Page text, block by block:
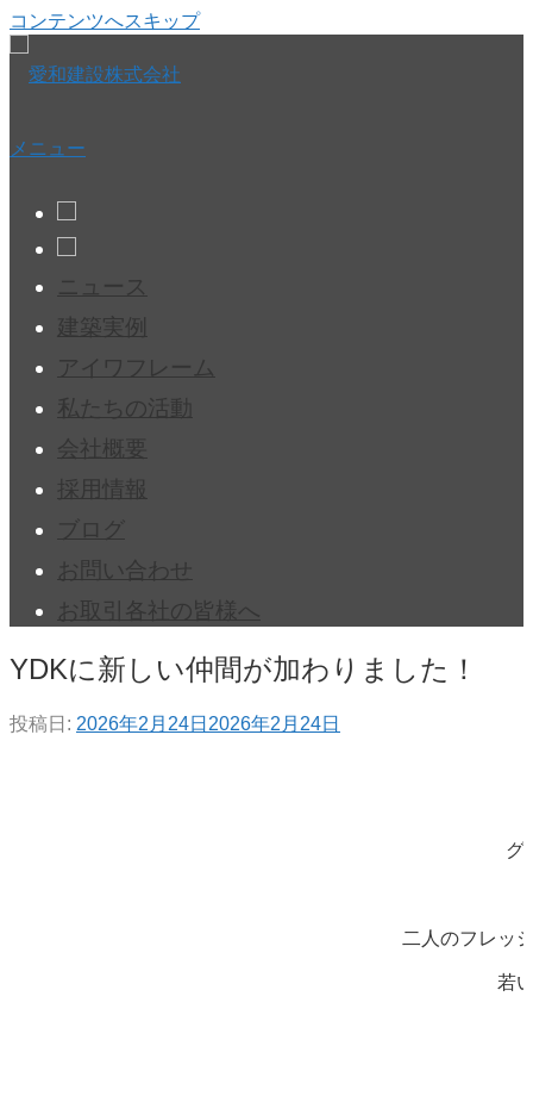
コンテンツへスキップ
メニュー
ニュース
建築実例
アイワフレーム
私たちの活動
会社概要
採用情報
ブログ
お問い合わせ
お取引各社の皆様へ
YDKに新しい仲間が加わりました！
投稿日: 2026年2月24日 2026年2月24日
グ
二人のフレッ
若